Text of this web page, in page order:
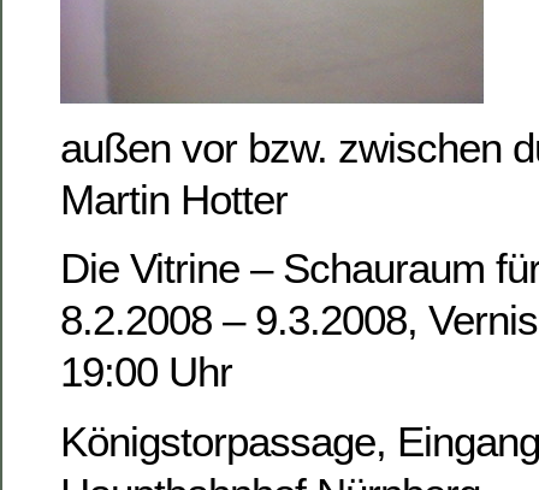
außen vor bzw. zwischen
Martin Hotter
Die Vitrine – Schauraum
8.2.2008 – 9.3.2008,
19:00 Uhr
Königstorpassage,